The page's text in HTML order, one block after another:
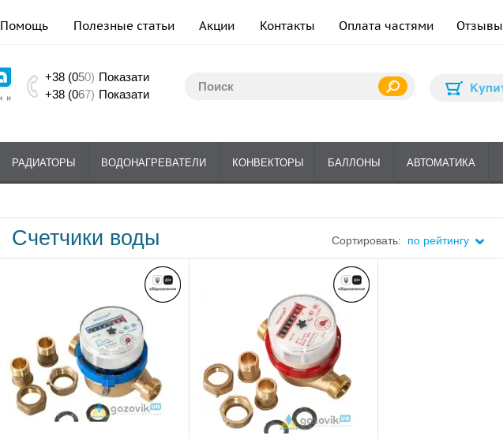
Помощь Полезные статьи Акции Контакты Оплата частями Отзывы
+38 (050) Показати
+38 (067) Показати
РАДИАТОРЫ ВОДОНАГРЕВАТЕЛИ КОНВЕКТОРЫ БАЛЛОНЫ АВТОМАТИКА
Счетчики воды Сортировать: по рейтингу